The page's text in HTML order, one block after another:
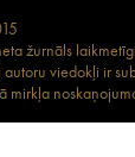
žurnāls
autoru viedokļi ir
mirkļa